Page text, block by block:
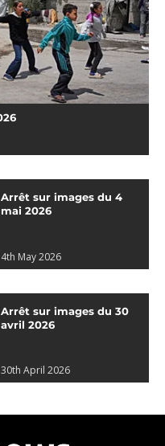
Arrêt sur images du 4
mai 2026
4th May 2026
Arrêt sur images du 30
avril 2026
30th April 2026